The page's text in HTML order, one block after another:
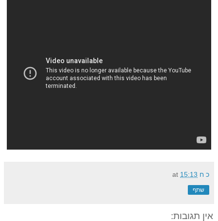
כ ח at 15:13
שתף
אין תגובות: